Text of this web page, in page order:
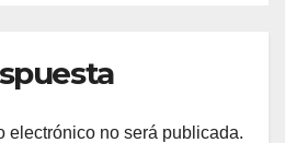
electrónico no será publicada.